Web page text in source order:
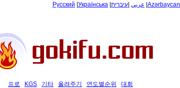
Русский Українська عربي עיברית Azərbaycan
프로 KGS 기타 올려주기 연도별순위 대회